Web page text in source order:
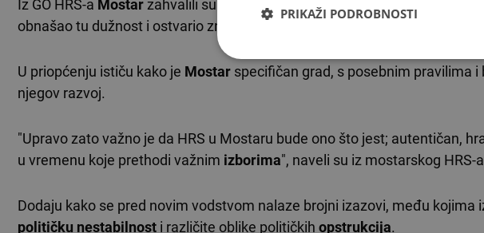
Iz GO HRS-a Mostar zahvalili su dosadašnjem predsjedniku Silviju
obnašao tu dužnost i ostvario značajne rezultate za
U priopćenju ističu kako je Mostar specifičan grad, s posebnim pravilima
njegov razvoj.
"Upravo zato važno je da HRS u Mostaru bude ono što jest; autentičan,
u vremenu koje prethodi važnim izborima", naveli su iz mostarskog HRS-
Dodaju kako se pred novim vodstvom nalaze brojni izazovi, među
političku nestabilnost i različite oblike političkih opstrukcija.
PRIKAŽI PODROBNOSTI